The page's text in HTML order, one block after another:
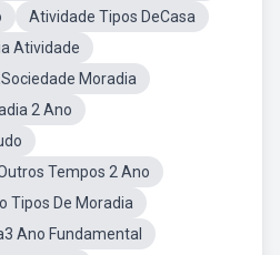
Atividade Tipos DeCasa
Atividade
Moradia
2 Ano
Tempos 2 Ano
Tipos De Moradia
Ano Fundamental